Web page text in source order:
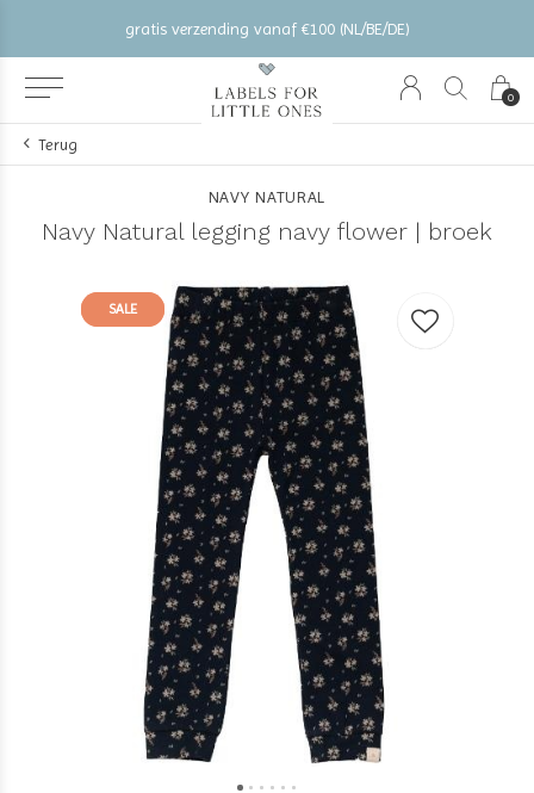
0
gratis verzending vanaf €100 (NL/BE/DE)
Terug
NAVY NATURAL
Navy Natural legging navy flower | broek
SALE
SALE